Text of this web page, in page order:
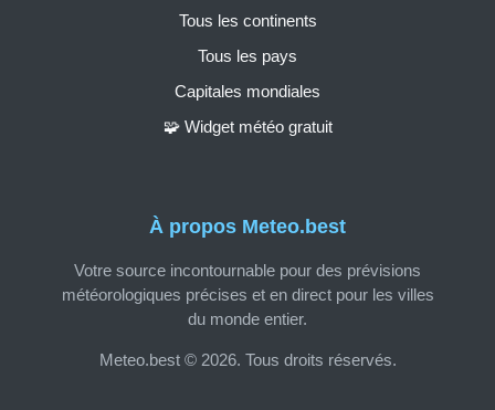
À propos Meteo.best
Votre source incontournable pour des prévisions
météorologiques précises et en direct pour les villes
du monde entier.
Meteo.best © 2026. Tous droits réservés.
Tous les continents
Tous les pays
Capitales mondiales
🧩 Widget météo gratuit